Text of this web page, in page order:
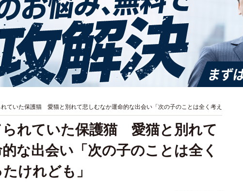
ていた保護猫 愛猫と別れて悲しむなか運命的な出会い「次の子のことは全く考え
られていた保護猫 愛猫と別れて
な出会い「次の子のことは全く
けれども」